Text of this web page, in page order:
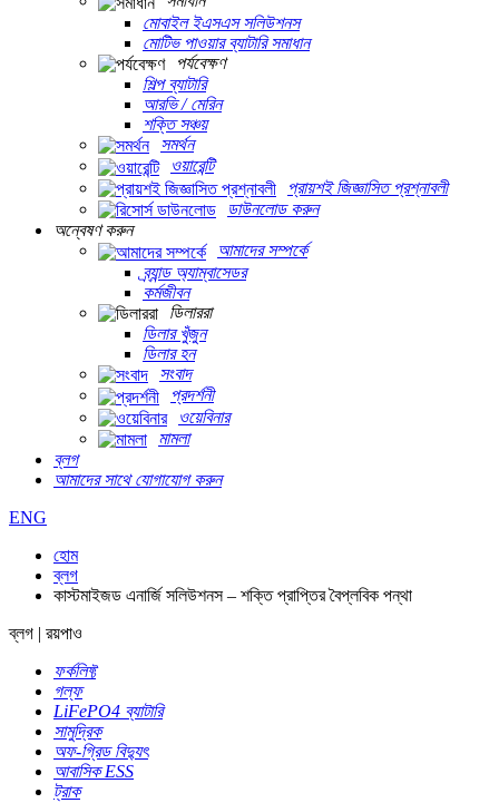
মোবাইল ইএসএস সলিউশনস
মোটিভ পাওয়ার ব্যাটারি সমাধান
পর্যবেক্ষণ
শিল্প ব্যাটারি
আরভি / মেরিন
শক্তি সঞ্চয়
সমর্থন
ওয়ারেন্টি
প্রায়শই জিজ্ঞাসিত প্রশ্নাবলী
ডাউনলোড করুন
অন্বেষণ করুন
আমাদের সম্পর্কে
ব্র্যান্ড অ্যাম্বাসেডর
কর্মজীবন
ডিলাররা
ডিলার খুঁজুন
ডিলার হন
সংবাদ
প্রদর্শনী
ওয়েবিনার
মামলা
ব্লগ
আমাদের সাথে যোগাযোগ করুন
ENG
হোম
ব্লগ
কাস্টমাইজড এনার্জি সলিউশনস – শক্তি প্রাপ্তির বৈপ্লবিক পন্থা
ব্লগ | রয়পাও
ফর্কলিফ্ট
গল্ফ
LiFePO4 ব্যাটারি
সামুদ্রিক
অফ-গ্রিড বিদ্যুৎ
আবাসিক ESS
ট্রাক